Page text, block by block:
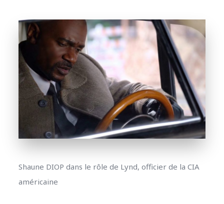
Shaune DIOP dans le rôle de Lynd, officier de la CIA
américaine